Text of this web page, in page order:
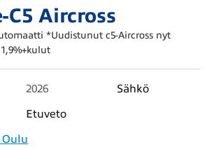
C5 Aircross
*Uudistunut c5-Aircross nyt
2026
Sähkö
Etuveto